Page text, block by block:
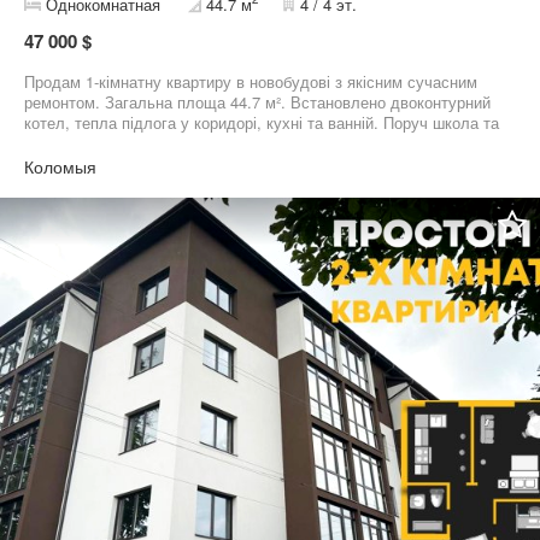
47 000 $
Продам 1-кімнатну квартиру в новобудові з якісним сучасним
ремонтом. Загальна площа 44.7 м². Встановлено двоконтурний
котел, тепла підлога у коридорі, кухні та ванній. Поруч школа та
Коломыя